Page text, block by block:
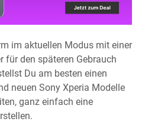
im aktuellen Modus mit einer
für den späteren Gebrauch
Du am besten einen
neuen Sony Xperia Modelle
ganz einfach eine